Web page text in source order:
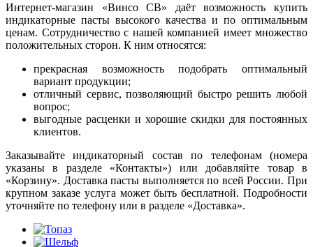
Интернет-магазин «Винсо СВ» даёт возможность купить
индикаторные пасты высокого качества и по оптимальным
ценам. Сотрудничество с нашей компанией имеет множество
положительных сторон. К ним относятся:
прекрасная возможность подобрать оптимальный
вариант продукции;
отличный сервис, позволяющий быстро решить любой
вопрос;
выгодные расценки и хорошие скидки для постоянных
клиентов.
Заказывайте индикаторный состав по телефонам (номера
указаны в разделе «Контакты») или добавляйте товар в
«Корзину». Доставка пасты выполняется по всей России. При
крупном заказе услуга может быть бесплатной. Подробности
уточняйте по телефону или в разделе «Доставка».